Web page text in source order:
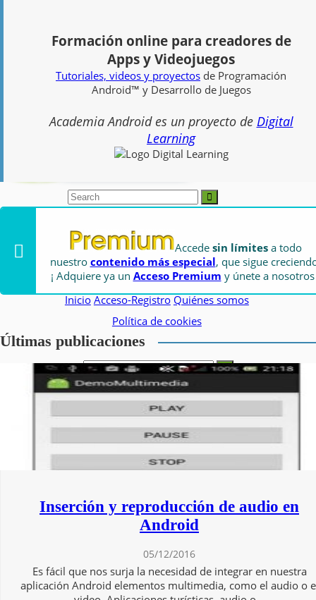
958084455
Formación online para creadores de
Apps y Videojuegos
Tutoriales, videos y proyectos de Programación
Android™ y Desarrollo de Juegos
Academia Android es un proyecto de Digital
Learning
Accede sin límites a todo
nuestro contenido más especial, que sigue
¡ Adquiere ya un Acceso Premium y únete a
Últimas publicaciones
Inserción y reproducción de audio en
Android
05/12/2016
Es fácil que nos surja la necesidad de integrar en nuestra
aplicación Android elementos multimedia, como el audio o
Academia Android es un proyecto deDigital Learning SL
Android es una marca registrada de Google Inc.
Inicio Acceso-Registro Quiénes somos
Política de cookies
Inicio
Acceso-Registro
Suscripción-Registro
Información de usuario registrado
Todas las temáticas
Android Studio y desarrollo de Apps
Android 5 Lollipop/Android 6 Marshmallow
Base de datos en Android
Content Providers
Geolocalización
Tratamiento XML – Servicios Web